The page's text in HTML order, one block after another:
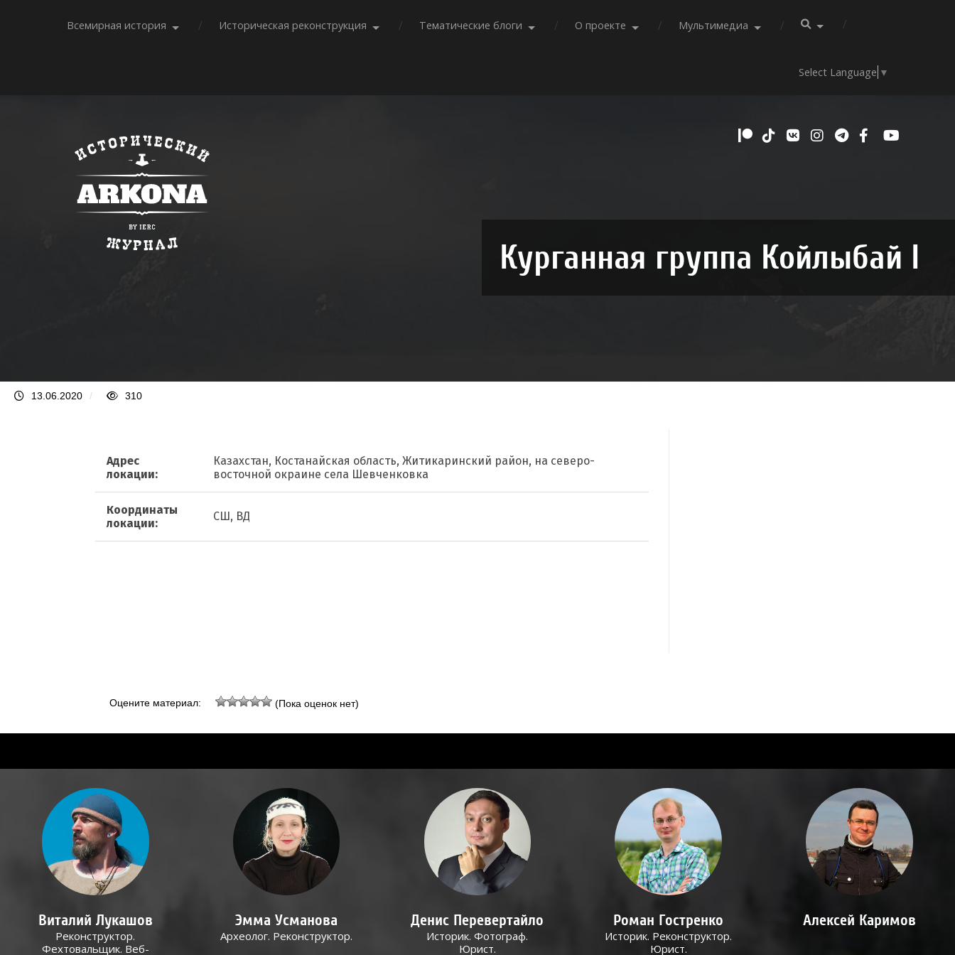
Всемирная история Историческая реконструкция Тематические блоги О проекте Мультимедиа
Select Language ▼
Курганная группа Койлыбай I
13.06.2020 / 310
Адрес
локации:
Казахстан, Костанайская область, Житикаринский район, на северо-
восточной окраине села Шевченковка
Координаты
локации:
СШ, ВД
Оцените материал: (Пока оценок нет)
Виталий Лукашов
Реконструктор.
Фехтовальщик. Веб-
Эмма Усманова
Археолог. Реконструктор.
Денис Перевертайло
Историк. Фотограф.
Юрист.
Роман Гостренко
Историк. Реконструктор.
Юрист.
Алексей Каримов